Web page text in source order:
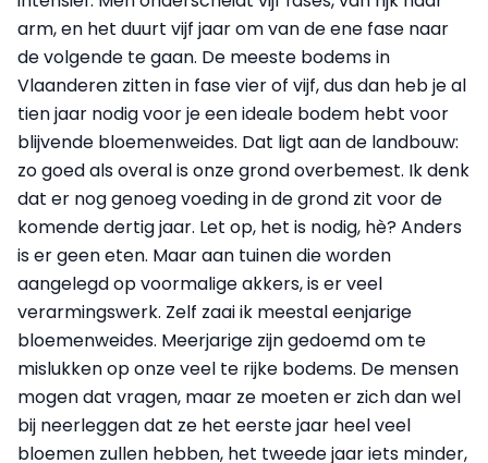
arm, en het duurt vijf jaar om van de ene fase naar
de volgende te gaan. De meeste bodems in
Vlaanderen zitten in fase vier of vijf, dus dan heb je al
tien jaar nodig voor je een ideale bodem hebt voor
blijvende bloemenweides. Dat ligt aan de landbouw:
zo goed als overal is onze grond overbemest. Ik denk
dat er nog genoeg voeding in de grond zit voor de
komende dertig jaar. Let op, het is nodig, hè? Anders
is er geen eten. Maar aan tuinen die worden
aangelegd op voormalige akkers, is er veel
verarmingswerk. Zelf zaai ik meestal eenjarige
bloemenweides. Meerjarige zijn gedoemd om te
mislukken op onze veel te rijke bodems. De mensen
mogen dat vragen, maar ze moeten er zich dan wel
bij neerleggen dat ze het eerste jaar heel veel
bloemen zullen hebben, het tweede jaar iets minder,